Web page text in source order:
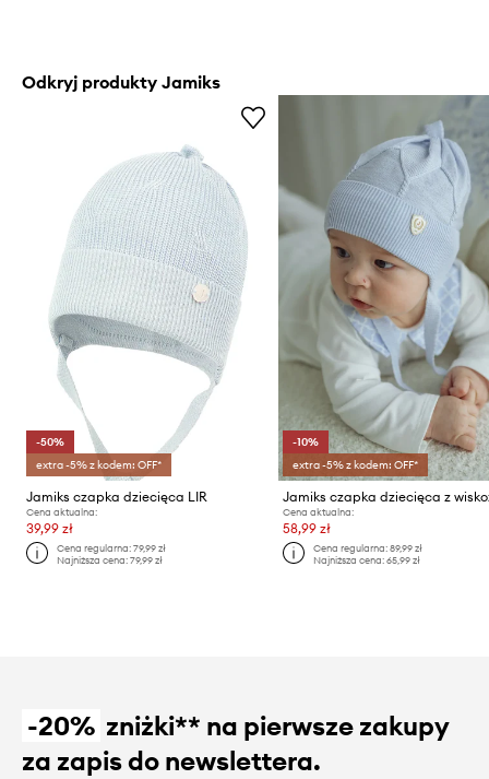
Odkryj produkty Jamiks
-50%
extra -5% z kodem: OFF*
Jamiks czapka dziecięca LIR
Cena aktualna:
39,99 zł
Cena regularna:79,99 zł
Najniższa cena:79,99 zł
-10%
extra -5% z kodem: OFF*
Cena aktualna:
58,99 zł
Cena regularna: 89,99 zł
Najniższa cena: 65,99 zł
-20% zniżki** na pierwsze zakupy
za zapis do newslettera.